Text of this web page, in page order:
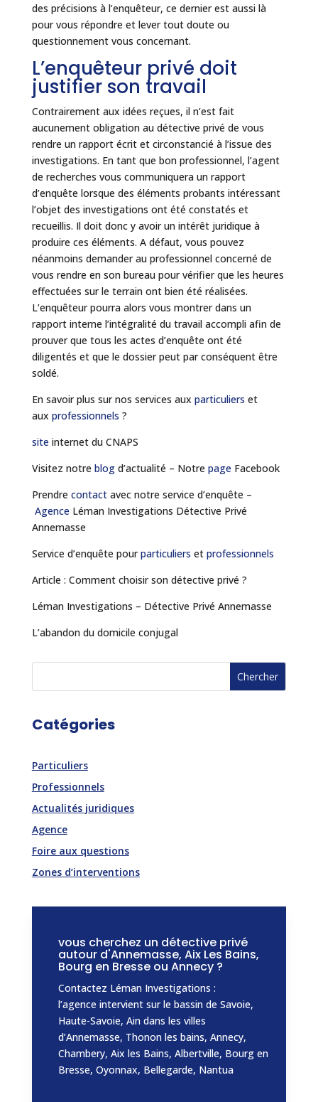
des précisions à l’enquêteur, ce dernier est aussi là
pour vous répondre et lever tout doute ou
questionnement vous concernant.
L’enquêteur privé doit
justifier son travail
Contrairement aux idées reçues, il n’est fait
aucunement obligation au détective privé de vous
rendre un rapport écrit et circonstancié à l’issue des
investigations. En tant que bon professionnel, l’agent
de recherches vous communiquera un rapport
d’enquête lorsque des éléments probants intéressant
l’objet des investigations ont été constatés et
recueillis. Il doit donc y avoir un intérêt juridique à
produire ces éléments. A défaut, vous pouvez
néanmoins demander au professionnel concerné de
vous rendre en son bureau pour vérifier que les heures
effectuées sur le terrain ont bien été réalisées.
L’enquêteur pourra alors vous montrer dans un
rapport interne l’intégralité du travail accompli afin de
prouver que tous les actes d’enquête ont été
diligentés et que le dossier peut par conséquent être
soldé.
En savoir plus sur nos services aux particuliers et
aux professionnels ?
site internet du CNAPS
Visitez notre blogd’actualité – Notre page Facebook
Prendre contactavec notre service d’enquête –
Agence Léman Investigations Détective Privé
Annemasse
Service d’enquête pourparticuliers et professionnels
Article : Comment choisir son détective privé ?
Léman Investigations – Détective Privé Annemasse
L’abandon du domicile conjugal
Catégories
Particuliers
Professionnels
Actualités juridiques
Agence
Foire aux questions
Zones d’interventions
vous cherchez un détective privé
autour d'Annemasse, Aix Les Bains,
Bourg en Bresse ou Annecy ?
Contactez Léman Investigations :
l’agence intervient sur le bassin de Savoie,
Haute-Savoie, Ain dans les villes
d’Annemasse, Thonon les bains, Annecy,
Chambery, Aix les Bains, Albertville, Bourg en
Bresse, Oyonnax, Bellegarde, Nantua